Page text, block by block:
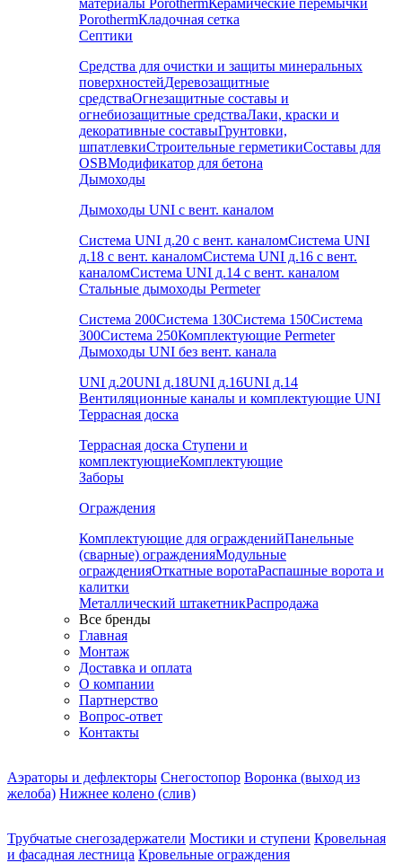
материалы PorothermКерамические перемычки
PorothermКладочная сетка
Септики
Средства для очистки и защиты минеральных
поверхностейДеревозащитные
средстваОгнезащитные составы и
огнебиозащитные средстваЛаки, краски и
декоративные составыГрунтовки,
шпатлевкиСтроительные герметикиСоставы для
OSBМодификатор для бетона
Дымоходы
Дымоходы UNI с вент. каналом
Система UNI д.20 с вент. каналомСистема UNI
д.18 с вент. каналомСистема UNI д.16 с вент.
каналомСистема UNI д.14 с вент. каналом
Стальные дымоходы Permeter
Система 200Система 130Система 150Система
300Система 250Комплектующие Permeter
Дымоходы UNI без вент. канала
UNI д.20UNI д.18UNI д.16UNI д.14
Вентиляционные каналы и комплектующие UNI
Террасная доска
Террасная доска Ступени и
комплектующиеКомплектующие
Заборы
Ограждения
Комплектующие для огражденийПанельные
(сварные) огражденияМодульные
огражденияОткатные воротаРаспашные ворота и
калитки
Металлический штакетникРаспродажа
Все бренды
Главная
Монтаж
Доставка и оплата
О компании
Партнерство
Вопрос-ответ
Контакты
Аэраторы и дефлекторы Снегостопор Воронка (выход из
желоба) Нижнее колено (слив)
Трубчатые снегозадержатели Мостики и ступени Кровельная
и фасадная лестница Кровельные ограждения